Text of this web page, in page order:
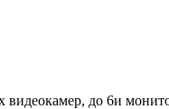
видеокамер, до 6и